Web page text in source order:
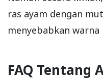
ras ayam dengan
menyebabkan
FAQ Tentang